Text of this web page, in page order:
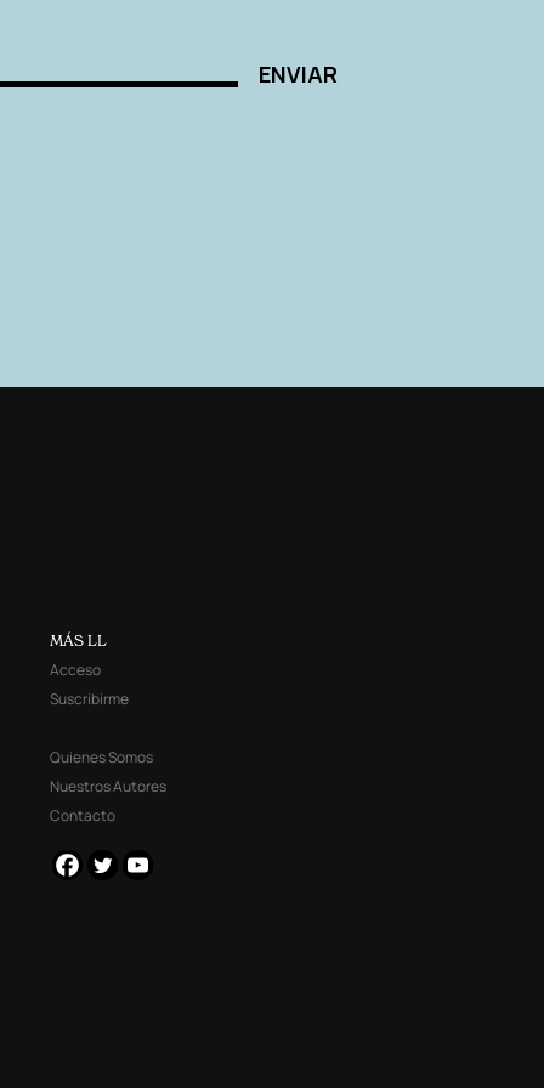
MÁS LL
Acceso
Suscribirme
Quienes Somos
Nuestros Autores
Contacto